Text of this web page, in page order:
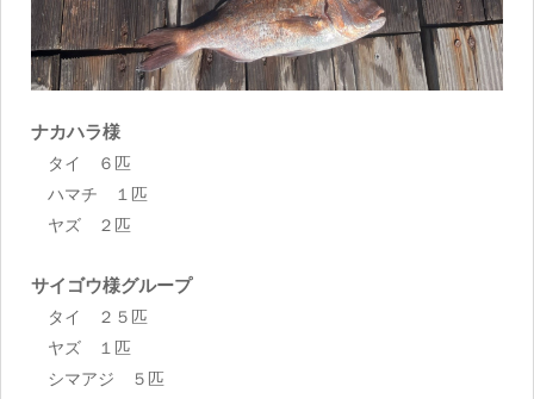
ナカハラ様
タイ ６匹
ハマチ １匹
ヤズ ２匹
サイゴウ様グループ
タイ ２５匹
ヤズ １匹
シマアジ ５匹